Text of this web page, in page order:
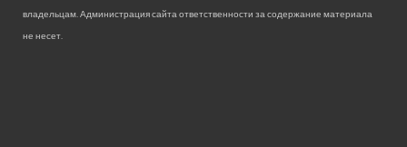
владельцам. Администрация сайта ответственности за содержание материала
не несет.